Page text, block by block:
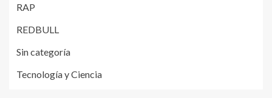
RAP
REDBULL
Sin categoría
Tecnología y Ciencia